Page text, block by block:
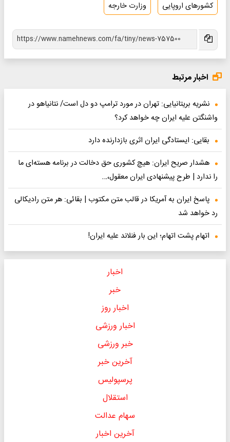
کشورهای اروپایی وزارت خارجه
اخبار مرتبط
نشریه بریتانیایی: تهران در مورد ترامپ دو دل است/ نتانیاهو در
واشنگتن علیه ایران چه خواهد کرد؟
بقایی: ایستادگی ایران اثری بازدارنده دارد
هشدار صریح ایران: هیچ کشوری حق دخالت در برنامه هسته‌ای ما
را ندارد | طرح پیشنهادی ایران معقول،…
پاسخ ایران به آمریکا در قالب متن مکتوب | بقائی: هر متن رادیکالی
رد خواهد شد
اتهام پشت اتهام؛ این بار فنلاند علیه ایران!
اخبار
خبر
اخبار روز
اخبار ورزشی
خبر ورزشی
آخرین خبر
پرسپولیس
استقلال
سهام عدالت
آخرین اخبار